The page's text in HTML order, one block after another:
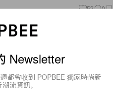
52 0
Newsletter
都會收到 POPBEE 獨家時尚新
流資訊。